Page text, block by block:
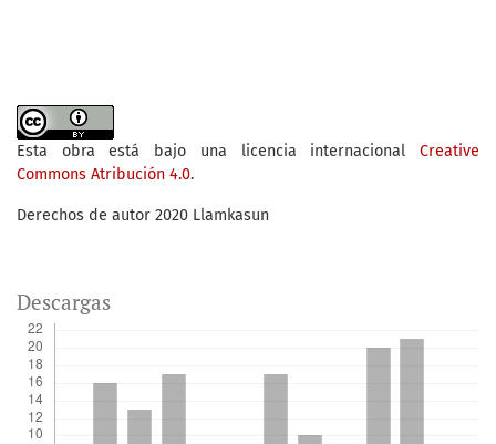
Esta obra está bajo una licencia internacional Creative
Commons Atribución 4.0.
Derechos de autor 2020 Llamkasun
Descargas